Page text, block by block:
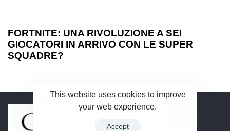
FORTNITE: UNA RIVOLUZIONE A SEI
GIOCATORI IN ARRIVO CON LE SUPER
SQUADRE?
This website uses cookies to improve
your web experience.
Accept